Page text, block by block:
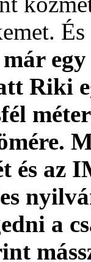
Riki
és az
a